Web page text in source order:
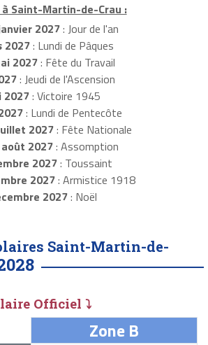
Saint-Martin-de-Crau :
2027: Jour de l'an
2027: Lundi de Pâques
2027: Fête du Travail
: Jeudi de l'Ascension
2027: Victoire 1945
: Lundi de Pentecôte
2027: Fête Nationale
2027: Assomption
2027: Toussaint
2027: Armistice 1918
2027: Noël
Saint-Martin-de-
Officiel ⤵
Zone B